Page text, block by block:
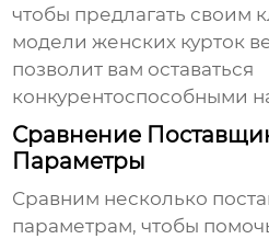
чтобы предлагать своим
моделиженских курток
позволит вам оставаться
конкурентоспособными
Сравнение
Параметры
Сравним несколько
параметрам, чтобы